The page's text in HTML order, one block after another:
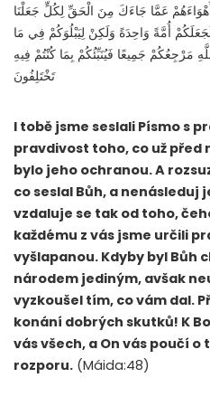
أَهْوَاءَهُمْ عَمَّا جَاءَكَ مِنَ الْحَقِّ لِكُلٍّ جَعَلْنَا
أُمَّةً وَاحِدَةً وَلَكِنْ لِيَبْلُوَكُمْ فِي مَا
مَرْجِعُكُمْ جَمِيعًا فَيُنَبِّئُكُمْ بِمَا كُنْتُمْ فِيهِ
تَخْتَلِفُونَ
I tobě jsme seslali Písmo s
pravdivost toho, co už před
bylo jeho ochranou. A
co seslal Bůh, a nenásleduj
vzdaluje se tak od toho,
každému z vás jsme určili
vyšlapanou. Kdyby byl Bůh
národem jediným, avšak
vyzkoušel tím, co vám dal.
konání dobrých skutků! K
vás všech, a On vás poučí o
rozporu. (Máida:48)